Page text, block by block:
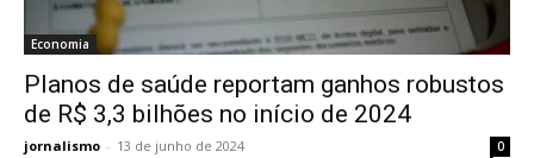
Economia
Planos de saúde reportam ganhos robustos
de R$ 3,3 bilhões no início de 2024
jornalismo - 13 de junho de 2024 0